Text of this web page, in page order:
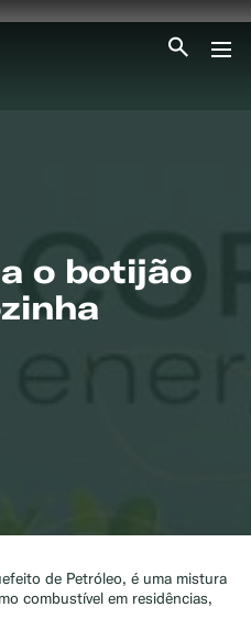
o botijão
de Petróleo, é uma mistura
combustível em residências,